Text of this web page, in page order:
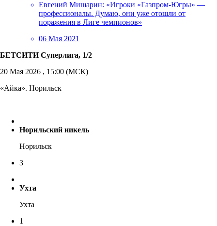
Евгений Мишарин: «Игроки «Газпром-Югры» —
профессионалы. Думаю, они уже отошли от
поражения в Лиге чемпионов»
06 Мая 2021
БЕТСИТИ Суперлига, 1/2
20 Мая 2026 , 15:00 (МСК)
«Айка». Норильск
Норильский никель
Норильск
3
Ухта
Ухта
1